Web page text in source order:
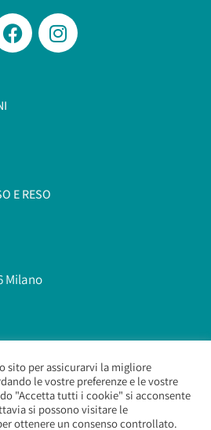
E RESO
Milano
sito per assicurarvi la migliore
le vostre preferenze e le vostre
"Accetta tutti i cookie" si acconsente
si possono visitare le
ottenere un consenso controllato.